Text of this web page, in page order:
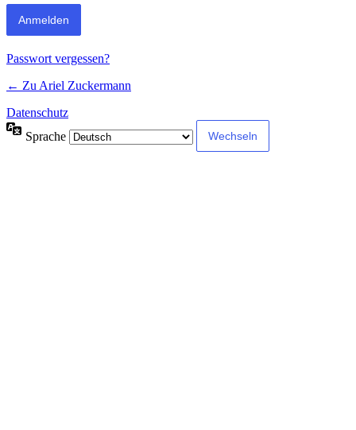
Passwort vergessen?
← Zu Ariel Zuckermann
Datenschutz
Sprache